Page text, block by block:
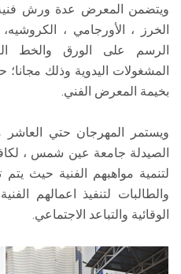
ويتضمن المعرض عدة ورش فنية
الخرز ، الأورجامي ،
الرسم على الورق والخط
المشغولات اليدوية وذلك
بخيمة المعرض الفني.
ويستمر المهرجان حتي
الصيدلة جامعة عين شمس ،
لتنمية مواهبهم الفنية حيث يتم
والطالبات لتنفيذ اعمالهم
الوقائية والتباعد الاجتماعي.